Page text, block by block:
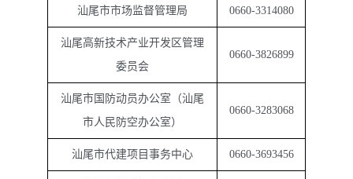
汕尾市市场监督管理局 0660-3314080
汕尾高新技术产业开发区管理
委员会
0660-3826899
汕尾市国防动员办公室（汕尾
市人民防空办公室）
0660-3283068
汕尾市代建项目事务中心 0660-3693456